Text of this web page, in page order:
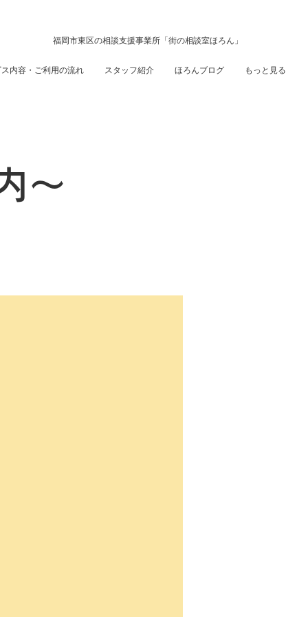
福岡市東区の相談支援事業所「街の相談室ほろん」
内容・ご利用の流れ スタッフ紹介 ほろんブログ もっと見る
～